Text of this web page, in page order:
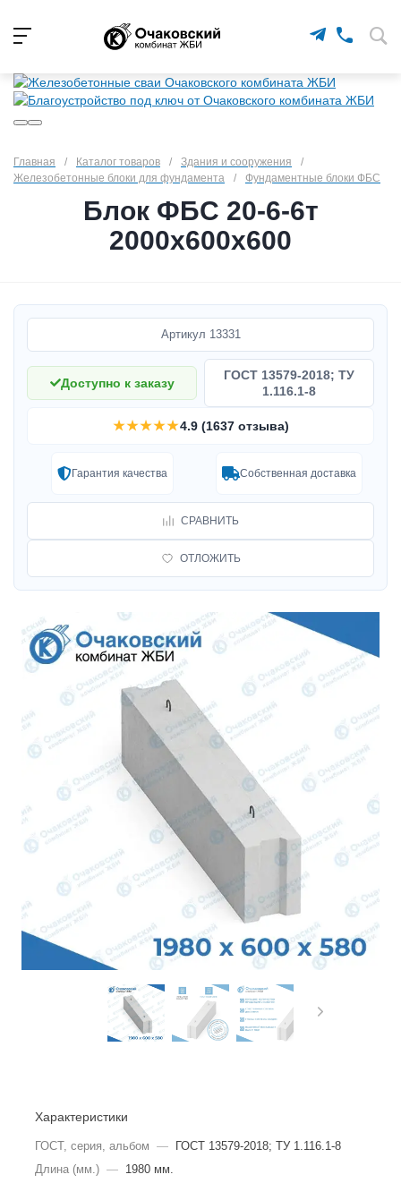
Главная / Каталог товаров / Здания и сооружения
/
Железобетонные блоки для фундамента
/ Фундаментные блоки ФБС
Блок ФБС 20-6-6т
2000х600х600
Артикул 13331
Доступно к заказу
ГОСТ 13579-2018; ТУ
1.116.1-8
★★★★★4.9 (1637 отзыва)
Гарантия качества Собственная доставка
СРАВНИТЬ
ОТЛОЖИТЬ
Характеристики
ГОСТ, серия, альбом —
ГОСТ 13579-2018; ТУ 1.116.1-8
Длина (мм.) — 1980 мм.